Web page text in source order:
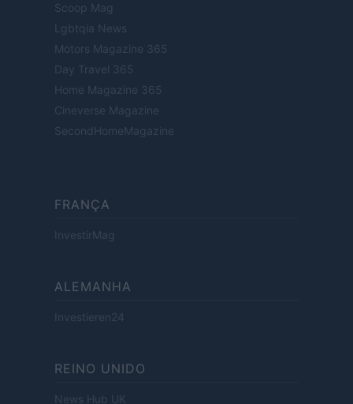
Scoop Mag
Lgbtqia News
Motors Magazine 365
Day Travel 365
Home Magazine 365
Cineverse Magazine
SecondHomeMagazine
FRANÇA
InvestirMag
ALEMANHA
Investieren24
REINO UNIDO
News Hub UK